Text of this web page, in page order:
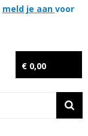
meld je aan voor
€ 0,00